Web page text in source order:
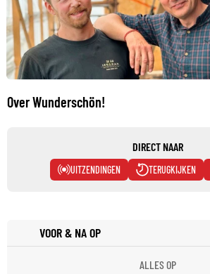
Over Wunderschön!
DIRECT NAAR
UITZENDINGEN TERUGKIJKEN
VOOR & NA OP
ALLES OP